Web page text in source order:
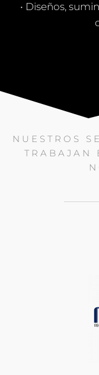
• Diseños,
NUESTROS
TRABAJAN